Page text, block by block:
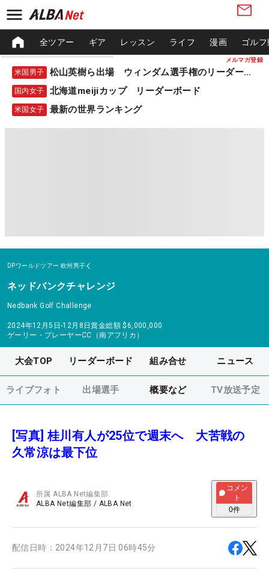
メルマガ登録
全ツアー ギア レッスン ライフ 漫画 ゴル
米国男子 松山英樹ら出場 ウィンダム選手権のリーダーボード
国内女子 北海道meijiカップ リーダーボード
米国女子 最新の世界ランキング
DPワールドツアー 欧州男子
ネッドバンクチャレンジ
Nedbank Golf Challenge
2024年12月5日-12月8日賞金総額 $6,000,000
ゲーリー・プレーヤーCC（南アフリカ）
大会TOP リーダーボード 組み合せ ニュース
ライブフォト 出場選手 概要など TV放送予定
[写真] 桂川有人が25位で週末へ 大苦戦の
久常涼は最下位
所属ALBA Net編集部
ALBA Net編集部 / ALBA Net
コメン
ト
0件
配信日時： 2024年12月7日 06時45分